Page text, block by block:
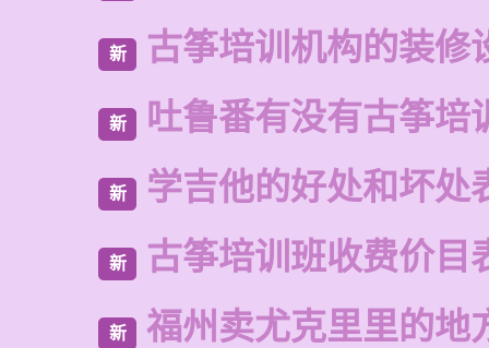
新 古筝培训机构的装修
新 吐鲁番有没有古筝培
新 学吉他的好处和坏处
新 古筝培训班收费价目
新 福州卖尤克里里的地